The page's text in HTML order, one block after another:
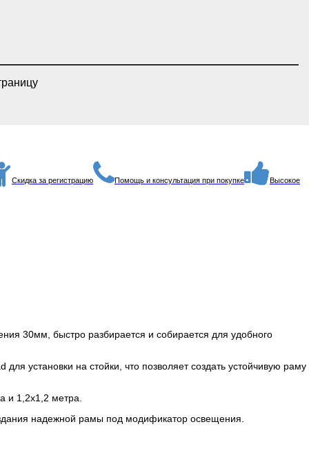
Скидка за регистрацию Помощь и консультация при покупке Высокое
30мм, быстро разбирается и собирается для удобного
установки на стойки, что позволяет создать устойчивую раму
и 1,2х1,2 метра.
надежной рамы под модификатор освещения.